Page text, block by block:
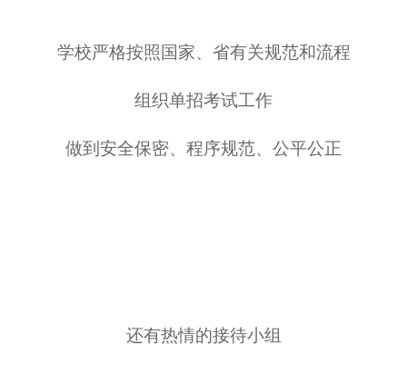
学校严格按照国家、省有关规范和流程
组织单招考试工作
做到安全保密、程序规范、公平公正
还有热情的接待小组